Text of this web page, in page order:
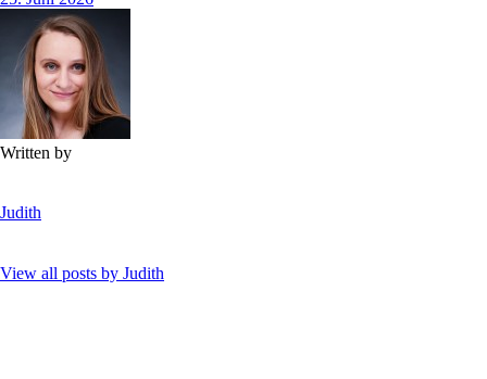
Written by
Judith
View all posts by Judith